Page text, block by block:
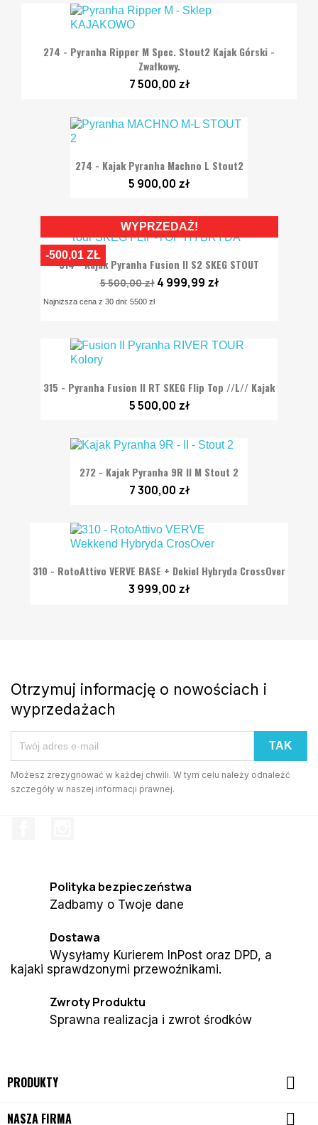
274 - Pyranha Ripper M Spec. Stout2 Kajak Górski -
Zwałkowy.
7 500,00 zł
274 - Kajak Pyranha Machno L Stout2
5 900,00 zł
314 - Kajak Pyranha Fusion II S2 SKEG STOUT
5 500,00 zł 4 999,99 zł
Najniższa cena z 30 dni: 5500 zł
WYPRZEDAŻ!
-500,01 ZŁ
315 - Pyranha Fusion II RT SKEG Flip Top //L// Kajak
5 500,00 zł
272 - Kajak Pyranha 9R II M Stout 2
7 300,00 zł
310 - RotoAttivo VERVE BASE + Dekiel Hybryda CrossOver
3 999,00 zł
Otrzymuj informację o nowościach i
wyprzedażach
Możesz zrezygnować w każdej chwili. W tym celu należy odnaleźć
szczegóły w naszej informacji prawnej.
Polityka bezpieczeństwa
Zadbamy o Twoje dane
Dostawa
Wysyłamy Kurierem InPost oraz DPD, a
kajaki sprawdzonymi przewoźnikami.
Zwroty Produktu
Sprawna realizacja i zwrot środków
PRODUKTY 
NASZA FIRMA 